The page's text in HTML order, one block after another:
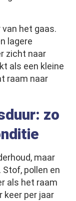
het gaas.
lagere
zicht naar
als een kleine
raam naar
zo
maar
pollen en
als het raam
keer per jaar